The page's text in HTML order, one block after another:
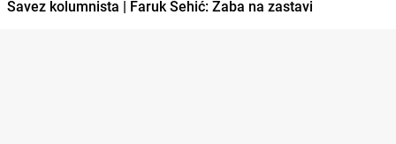
Savez kolumnista | Faruk Šehić: Žaba na zastavi